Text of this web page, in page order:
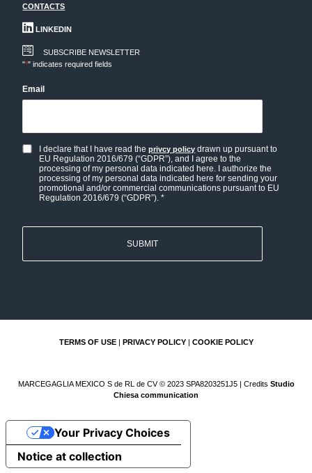
CONTACTS
LINKEDIN
SUBSCRIBE NEWSLETTER
"*" indicates required fields
Email
Privacy
policy
and
Personal
I declare that I have read theprivcy policy drawn up pursuant to
EU Regulation 2016/679 (“GDPR”), and I agree to the
processing of my personal data indicated here. I authorize the
processing of my personal data indicated here for sending your
promotional and/or commercial communications pursuant to EU
Regulation 2016/679 (“GDPR”). *
TERMS OF USE| PRIVACY POLICY| COOKIE POLICY
MARCEGAGLIA MEXICO S de RL de CV © 2023 SPA8203251J5 | Credits Studio
Chiesa communication
Notice at collection
Your Privacy Choices